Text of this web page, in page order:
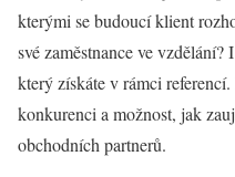
kterými se budoucí klient
své zaměstnance ve
který získáte v rámci
konkurenci a možnost, jak
obchodních partnerů.